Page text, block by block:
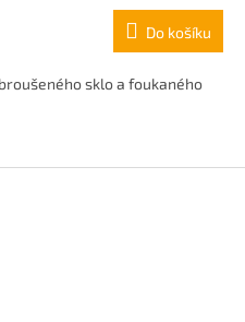
Do košíku
sklo a foukaného